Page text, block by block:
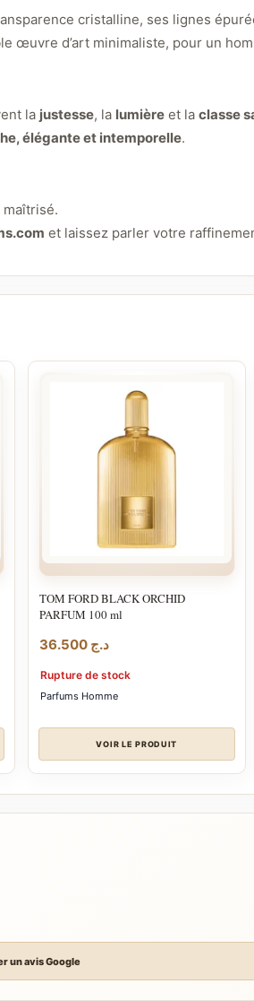
cristalline, ses lignes
œuvre d’art minimaliste, pour un
la justesse, la lumière et la classe
élégante et intemporelle.
et laissez parler votre
TOM FORD BLACK ORCHID
PARFUM 100 ml
د.ج
Rupture de stock
Parfums Homme
VOIR LE PRODUIT
un avis Google